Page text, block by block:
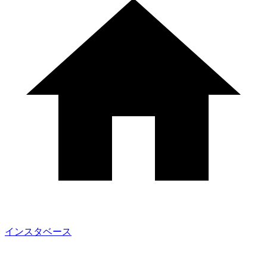
インスタベース